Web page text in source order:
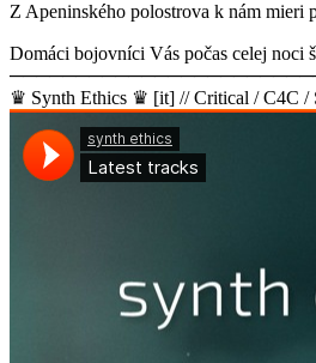
Z Apeninského polostrova k nám mieri
Domáci bojovníci Vás počas celej noci
♛ Synth Ethics ♛ [it] // Critical / C4C /